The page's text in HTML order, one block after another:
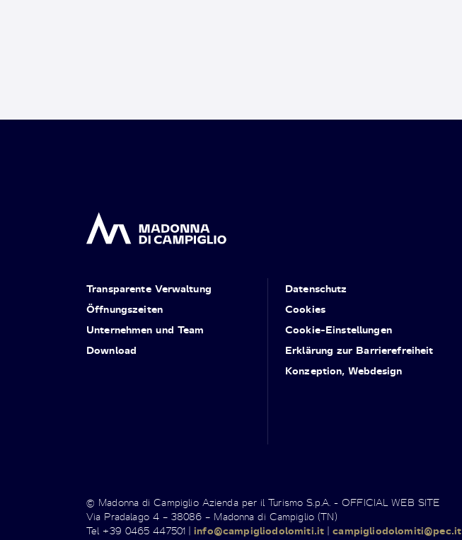
Transparente Verwaltung
Öffnungszeiten
Unternehmen und Team
Download
Datenschutz
Cookies
Cookie-Einstellungen
Erklärung zur Barrierefreiheit
Konzeption, Webdesign
© Madonna di Campiglio Azienda per il Turismo S.p.A. - OFFICIAL WEB SITE
Via Pradalago 4 – 38086 – Madonna di Campiglio (TN)
Tel +39 0465 447501 |info@campigliodolomiti.it |campigliodolomiti@pec.it